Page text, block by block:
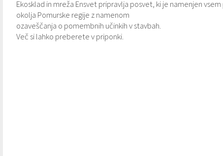
Ekosklad in mreža Ensvet pripravlja posvet, ki je namenjen
okolja Pomurske regije z namenom
ozaveščanja o pomembnih učinkih v stavbah.
Več si lahko preberete v priponki.
Varstvo osebnih podatkov
Informacije javnega značaja
Občinski časopis "Mali Rijtar"
Občinski predpisi
Druge koristne povezave